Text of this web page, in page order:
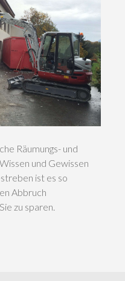
Räumungs- und
und Gewissen
ist es so
Abbruch
zu sparen.